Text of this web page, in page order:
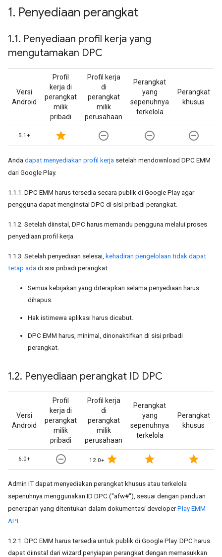
1. Penyediaan perangkat
1.1. Penyediaan profil kerja yang
mengutamakan DPC
Versi
Android
Profil
kerja di
perangkat
milik
pribadi
Profil kerja
di
perangkat
milik
perusahaan
Perangkat
yang
sepenuhnya
terkelola
Perangkat
khusus
5.1+ star remove_circle_outline remove_circle_outline remove_circle_outline
Anda dapat menyediakan profil kerja setelah mendownload DPC EMM
dari Google Play.
1.1.1. DPC EMM harus tersedia secara publik di Google Play agar
pengguna dapat menginstal DPC di sisi pribadi perangkat.
1.1.2. Setelah diinstal, DPC harus memandu pengguna melalui proses
penyediaan profil kerja.
1.1.3. Setelah penyediaan selesai, kehadiran pengelolaan tidak dapat
tetap ada di sisi pribadi perangkat.
Semua kebijakan yang diterapkan selama penyediaan harus
dihapus.
Hak istimewa aplikasi harus dicabut.
DPC EMM harus, minimal, dinonaktifkan di sisi pribadi
perangkat.
1.2. Penyediaan perangkat ID DPC
Versi
Android
Profil
kerja di
perangkat
milik
pribadi
Profil kerja
di
perangkat
milik
perusahaan
Perangkat
yang
sepenuhnya
terkelola
Perangkat
khusus
6.0+ remove_circle_outline 12.0+ star star star
Admin IT dapat menyediakan perangkat khusus atau terkelola
sepenuhnya menggunakan ID DPC ("afw#"), sesuai dengan panduan
penerapan yang ditentukan dalam dokumentasi developerPlay EMM
API.
1.2.1. DPC EMM harus tersedia untuk publik di Google Play. DPC harus
dapat diinstal dari wizard penyiapan perangkat dengan memasukkan